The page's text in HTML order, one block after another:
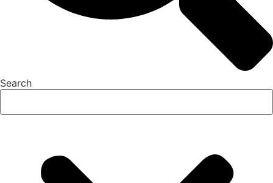
Search